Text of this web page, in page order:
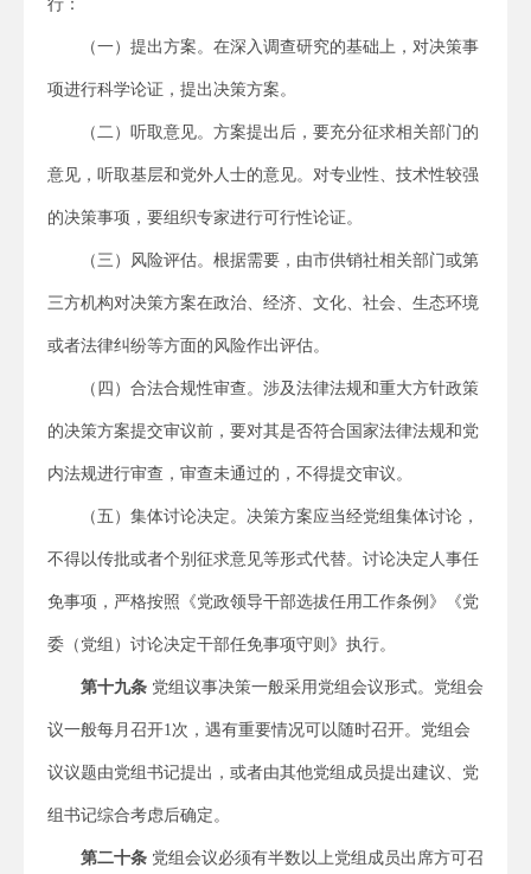
行：
（一）提出方案。在深入调查研究的基础上，对决策事
项进行科学论证，提出决策方案。
（二）听取意见。方案提出后，要充分征求相关部门的
意见，听取基层和党外人士的意见。对专业性、技术性较强
的决策事项，要组织专家进行可行性论证。
（三）风险评估。根据需要，由市供销社相关部门或第
三方机构对决策方案在政治、经济、文化、社会、生态环境
或者法律纠纷等方面的风险作出评估。
（四）合法合规性审查。涉及法律法规和重大方针政策
的决策方案提交审议前，要对其是否符合国家法律法规和党
内法规进行审查，审查未通过的，不得提交审议。
（五）集体讨论决定。决策方案应当经党组集体讨论，
不得以传批或者个别征求意见等形式代替。讨论决定人事任
免事项，严格按照《党政领导干部选拔任用工作条例》《党
委（党组）讨论决定干部任免事项守则》执行。
第十九条 党组议事决策一般采用党组会议形式。党组会
议一般每月召开1次，遇有重要情况可以随时召开。党组会
议议题由党组书记提出，或者由其他党组成员提出建议、党
组书记综合考虑后确定。
第二十条 党组会议必须有半数以上党组成员出席方可召